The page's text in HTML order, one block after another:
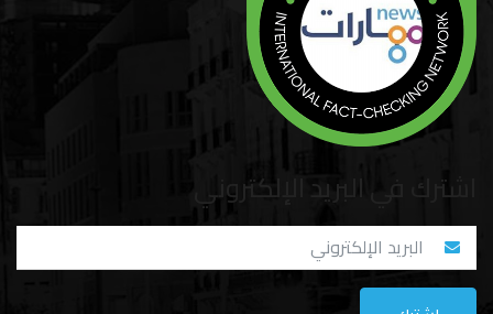
اشترك في البريد الإلكتروني